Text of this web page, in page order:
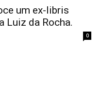
um ex-libris
Luiz da Rocha.
0